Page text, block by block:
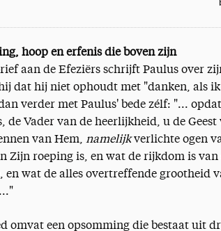
hoop en erfenis die boven zijn
aan de Efeziërs schrijft Paulus over
dat hij niet ophoudt met "danken, als ik
verder met Paulus' bede zélf: "...
de Vader van de heerlijkheid, u de
van Hem, namelijkverlichte ogen
Zijn roeping is, en wat de rijkdom is
en wat de alles overtreffende grootheid
omvat een opsomming die bestaat uit